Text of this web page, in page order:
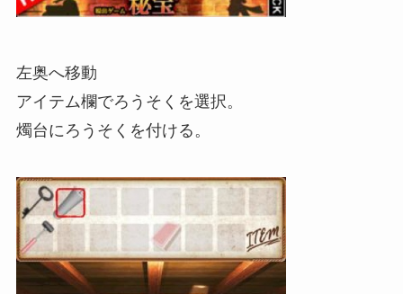
左奥へ移動
アイテム欄でろうそくを選択。
燭台にろうそくを付ける。